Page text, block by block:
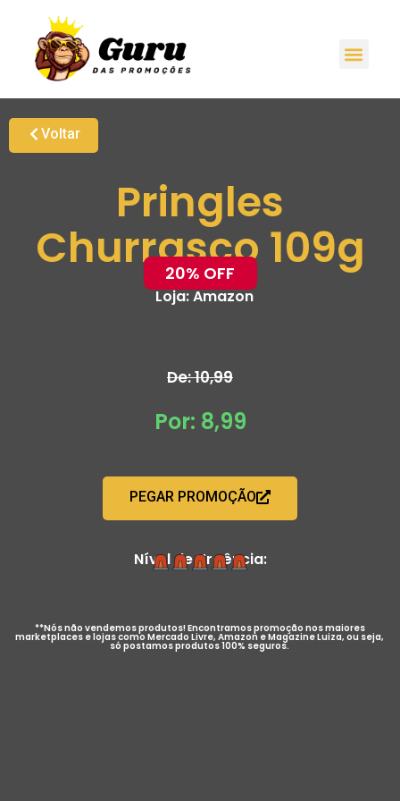
Voltar
Pringles
Churrasco 109g
20% OFF
Loja:Amazon
De: 10,99
Por: 8,99
PEGAR PROMOÇÃO
Nível de Urgência:
**Nós não vendemos produtos! Encontramos promoção nos maiores
marketplaces e lojas como Mercado Livre, Amazon e Magazine Luiza, ou seja,
só postamos produtos 100% seguros.